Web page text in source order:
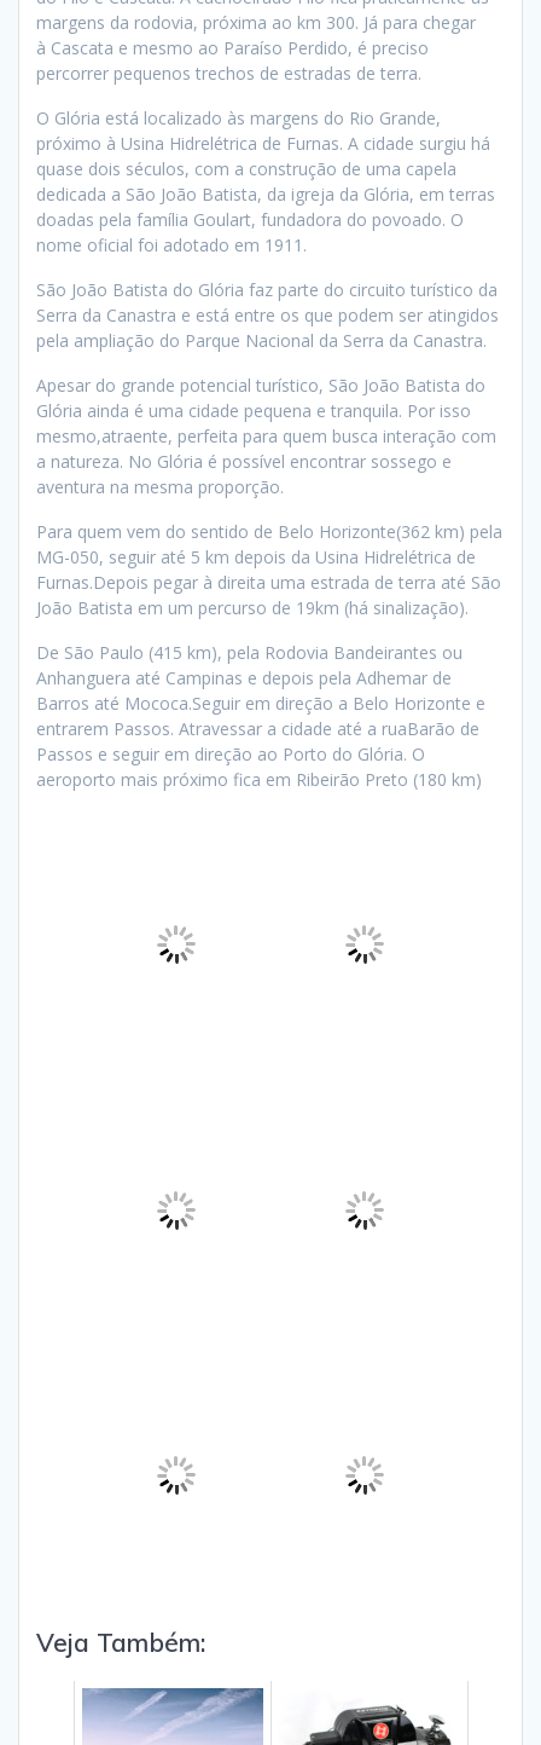
margens da rodovia, próxima ao km 300. Já para chegar
à Cascata e mesmo ao Paraíso Perdido, é preciso
percorrer pequenos trechos de estradas de terra.
O Glória está localizado às margens do Rio Grande,
próximo à Usina Hidrelétrica de Furnas. A cidade surgiu há
quase dois séculos, com a construção de uma capela
dedicada a São João Batista, da igreja da Glória, em terras
doadas pela família Goulart, fundadora do povoado. O
nome oficial foi adotado em 1911.
São João Batista do Glória faz parte do circuito turístico da
Serra da Canastra e está entre os que podem ser atingidos
pela ampliação do Parque Nacional da Serra da Canastra.
Apesar do grande potencial turístico, São João Batista do
Glória ainda é uma cidade pequena e tranquila. Por isso
mesmo,atraente, perfeita para quem busca interação com
a natureza. No Glória é possível encontrar sossego e
aventura na mesma proporção.
Para quem vem do sentido de Belo Horizonte(362 km) pela
MG-050, seguir até 5 km depois da Usina Hidrelétrica de
Furnas.Depois pegar à direita uma estrada de terra até São
João Batista em um percurso de 19km (há sinalização).
De São Paulo (415 km), pela Rodovia Bandeirantes ou
Anhanguera até Campinas e depois pela Adhemar de
Barros até Mococa.Seguir em direção a Belo Horizonte e
entrarem Passos. Atravessar a cidade até a ruaBarão de
Passos e seguir em direção ao Porto do Glória. O
aeroporto mais próximo fica em Ribeirão Preto (180 km)
Veja Também: